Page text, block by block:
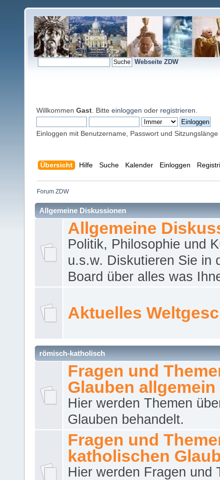
Webseite ZDW
Willkommen Gast . Bitte einloggen oder registrieren
Einloggen mit Benutzername, Passwort und Sitzungslänge
Übersicht Hilfe Suche Kalender Einloggen
Forum ZDW
Allgemeine Diskussionen
Allgemeine
Politik, Philosophie und
u.s.w. Diskutieren Sie in
Board über alles was
Aktuelles
römisch-katholisch
Fragen und
Glauben allgemein
Hier werden Themen
Glauben behandelt.
Fragen und
katholischen
Hier werden Fragen und